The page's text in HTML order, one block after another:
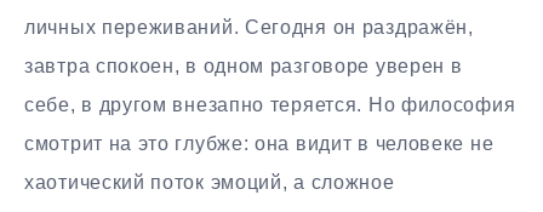
личных переживаний. Сегодня он раздражён,
завтра спокоен, в одном разговоре уверен в
себе, в другом внезапно теряется. Но философия
смотрит на это глубже: она видит в человеке не
хаотический поток эмоций, а сложное